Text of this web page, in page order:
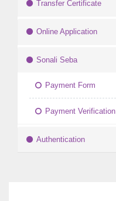
Transfer Certificate
Online Application
Sonali Seba
Payment Form
Payment Verification
Authentication